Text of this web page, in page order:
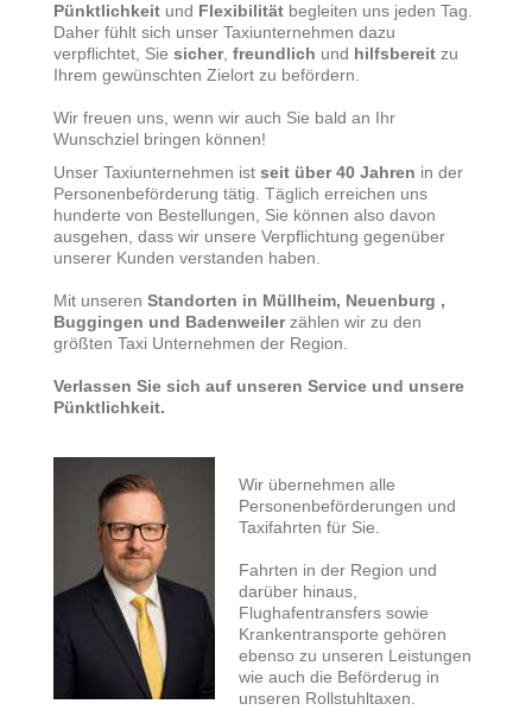
Pünktlichkeit und Flexibilität begleiten uns jeden Tag.
Daher fühlt sich unser Taxiunternehmen dazu
verpflichtet, Sie sicher, freundlich und hilfsbereit zu
Ihrem gewünschten Zielort zu befördern.
Wir freuen uns, wenn wir auch Sie bald an Ihr
Wunschziel bringen können!
Unser Taxiunternehmen ist seit über 40 Jahren in der
Personenbeförderung tätig. Täglich erreichen uns
hunderte von Bestellungen, Sie können also davon
ausgehen, dass wir unsere Verpflichtung gegenüber
unserer Kunden verstanden haben.
Mit unseren Standorten in Müllheim, Neuenburg ,
Buggingen und Badenweilerzählen wir zu den
größten Taxi Unternehmen der Region.
Verlassen Sie sich auf unseren Service und unsere
Pünktlichkeit.
Wir übernehmen alle
Personenbeförderungen und
Taxifahrten für Sie.
Fahrten in der Region und
darüber hinaus,
Flughafentransfers sowie
Krankentransporte gehören
ebenso zu unseren Leistungen
wie auch die Beförderug in
unseren Rollstuhltaxen.